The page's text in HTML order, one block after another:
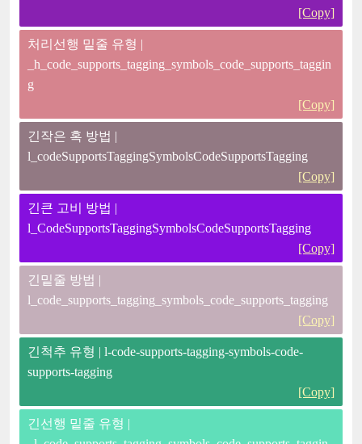
[Copy]
처리선행 밑줄 유형 |
_h_code_supports_tagging_symbols_code_supports_taggin
g
[Copy]
긴작은 혹 방법 |
l_codeSupportsTaggingSymbolsCodeSupportsTagging
[Copy]
긴큰 고비 방법 |
l_CodeSupportsTaggingSymbolsCodeSupportsTagging
[Copy]
긴밑줄 방법 |
l_code_supports_tagging_symbols_code_supports_tagging
[Copy]
긴척추 유형 | l-code-supports-tagging-symbols-code-
supports-tagging
[Copy]
긴선행 밑줄 유형 |